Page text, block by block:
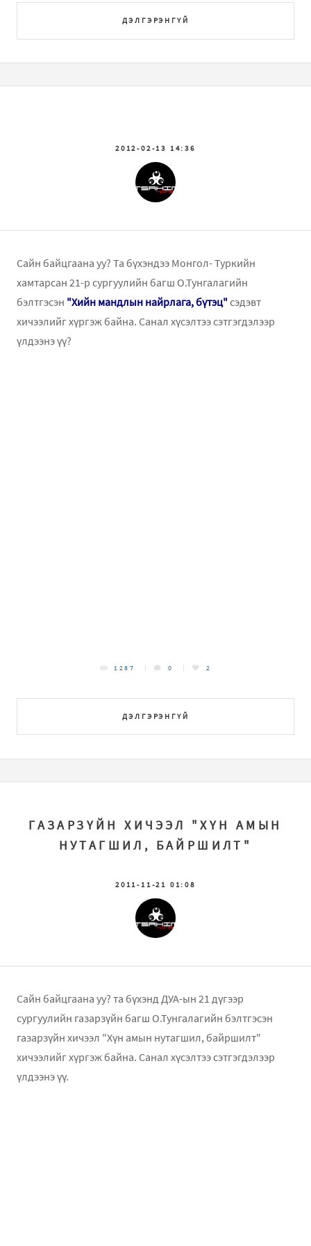
ДЭЛГЭРЭНГҮЙ
2012-02-13 14:36
Сайн байцгаана уу? Та бүхэндээ Монгол- Туркийн
хамтарсан 21-р сургуулийн багш О.Тунгалагийн
бэлтгэсэн "Хийн мандлын найрлага, бүтэц"сэдэвт
хичээлийг хүргэж байна. Санал хүсэлтээ сэтгэгдэлээр
үлдээнэ үү?
ДЭЛГЭРЭНГҮЙ
1287 0 2
ГАЗАРЗҮЙН ХИЧЭЭЛ "ХҮН АМЫН
НУТАГШИЛ, БАЙРШИЛТ"
2011-11-21 01:08
Сайн байцгаана уу? та бүхэнд ДУА-ын 21 дүгээр
сургуулийн газарзүйн багш О.Тунгалагийн бэлтгэсэн
газарзүйн хичээл "Хүн амын нутагшил, байршилт"
хичээлийг хүргэж байна. Санал хүсэлтээ сэтгэгдэлээр
үлдээнэ үү.